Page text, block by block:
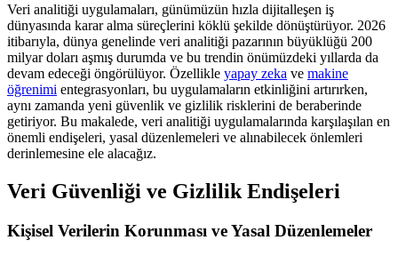
Veri analitiği uygulamaları, günümüzün hızla dijitalleşen iş
dünyasında karar alma süreçlerini köklü şekilde dönüştürüyor. 2026
itibarıyla, dünya genelinde veri analitiği pazarının büyüklüğü 200
milyar doları aşmış durumda ve bu trendin önümüzdeki yıllarda da
devam edeceği öngörülüyor. Özellikle yapay zeka ve makine
öğrenimi entegrasyonları, bu uygulamaların etkinliğini artırırken,
aynı zamanda yeni güvenlik ve gizlilik risklerini de beraberinde
getiriyor. Bu makalede, veri analitiği uygulamalarında karşılaşılan en
önemli endişeleri, yasal düzenlemeleri ve alınabilecek önlemleri
derinlemesine ele alacağız.
Veri Güvenliği ve Gizlilik Endişeleri
Kişisel Verilerin Korunması ve Yasal Düzenlemeler